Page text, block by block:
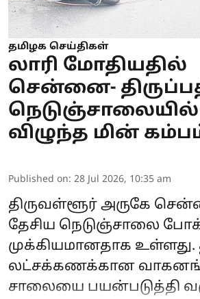
தமிழக செய்திகள்
லாரி மோதியதில்
சென்னை-
நெடுஞ்சாலையில்
விழுந்த மின்
Published on: 28 Jul 2026, 10:35 am
திருவள்ளூர் அருகே
தேசிய நெடுஞ்சாலை
முக்கியமானதாக
லட்சக்கணக்கான
சாலையை பயன்படுத்தி